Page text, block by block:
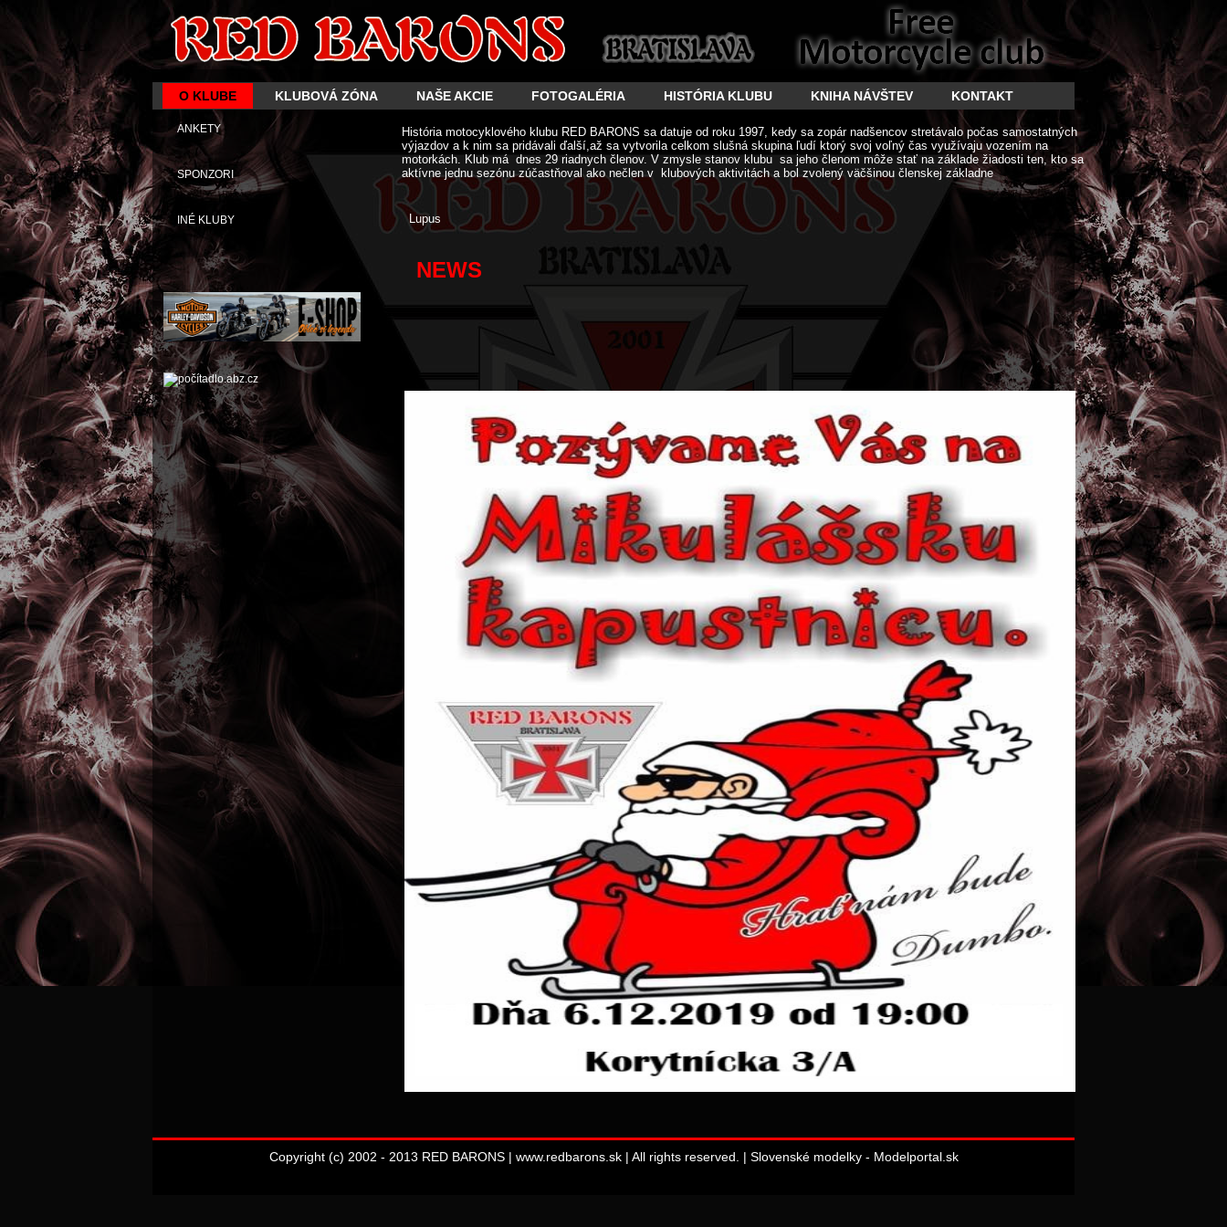
O KLUBE KLUBOVÁ ZÓNA NAŠE AKCIE FOTOGALÉRIA HISTÓRIA KLUBU KNIHA NÁVŠTEV KONTAKT
História motocyklového klubu RED BARONS sa datuje od roku 1997, kedy sa zopár nadšencov stretávalo počas samostatných
výjazdov a k nim sa pridávali ďalší,až sa vytvorila celkom slušná skupina ľudí ktorý svoj voľný čas využívaju vozením na
motorkách. Klub má dnes 29 riadnych členov. V zmysle stanov klubu sa jeho členom môže stať na základe žiadosti ten, kto sa
aktívne jednu sezónu zúčastňoval ako nečlen v klubových aktivitách a bol zvolený väčšinou členskej základne
Lupus
NEWS
ANKETY
SPONZORI
INÉ KLUBY
Copyright (c) 2002 - 2013 RED BARONS | www.redbarons.sk | All rights reserved. | Slovenské modelky - Modelportal.sk